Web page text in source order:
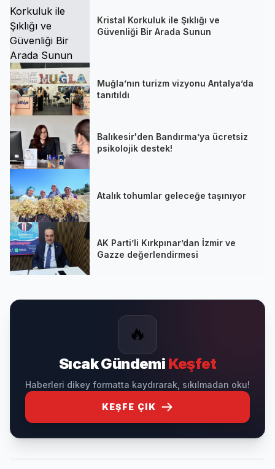
Kristal Korkuluk ile Şıklığı ve
Güvenliği Bir Arada Sunun
Muğla’nın turizm vizyonu Antalya’da
tanıtıldı
Balıkesir'den Bandırma’ya ücretsiz
psikolojik destek!
Atalık tohumlar geleceğe taşınıyor
AK Parti’li Kırkpınar’dan İzmir ve
Gazze değerlendirmesi
🔥
Sıcak Gündemi Keşfet
Haberleri dikey formatta kaydırarak, sıkılmadan oku!
KEŞFE ÇIK